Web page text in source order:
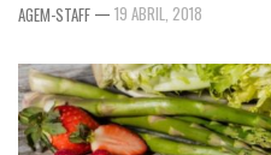
AGEM-STAFF — 19 ABRIL, 2018